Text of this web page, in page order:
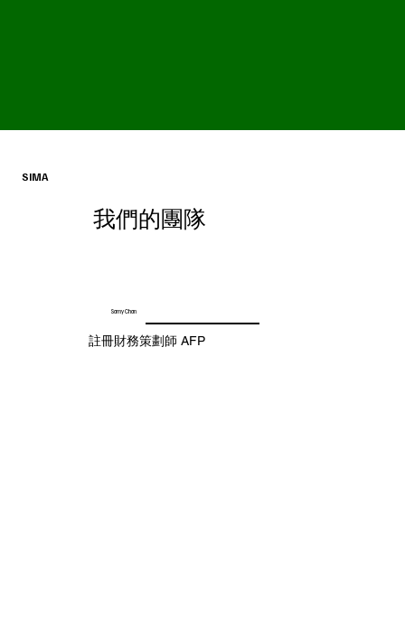
Samy Chan
註冊財務策劃師 AFP
SIMA
我們的團隊